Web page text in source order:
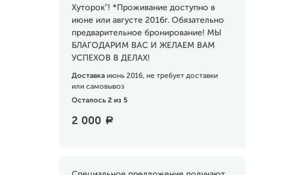
Хуторок"! *Проживание доступно в
июне или августе 2016г. Обязательно
предварительное бронирование! МЫ
БЛАГОДАРИМ ВАС И ЖЕЛАЕМ ВАМ
УСПЕХОВ В ДЕЛАХ!
Доставка июнь 2016, не требует доставки
или самовывоз
Осталось 2 из 5
2 000 a